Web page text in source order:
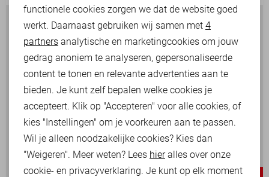
-30%
Analytische cookies
Marketing cookies
functionele cookies zorgen we dat de website goed
werkt. Daarnaast gebruiken wij samen met 4
partners analytische en marketingcookies om jouw
gedrag anoniem te analyseren, gepersonaliseerde
content te tonen en relevante advertenties aan te
bieden. Je kunt zelf bepalen welke cookies je
accepteert. Klik op "Accepteren" voor alle cookies, of
kies "Instellingen" om je voorkeuren aan te passen.
Wil je alleen noodzakelijke cookies? Kies dan
"Weigeren". Meer weten? Lees hieralles over onze
cookie- en privacyverklaring. Je kunt op elk moment